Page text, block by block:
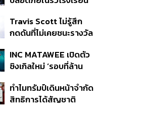
ดูแล-คุมเข้มคัดกรองสิ่ง
ผิดกฎหมาย
Travis Scott ไม่รู้สึก
กดดันที่ไม่เคยชนะรางวัล
แล้ว 10 ครั้ง
INC MATAWEE เปิดตัว
ซิงเกิลใหม่ ‘รอบที่ล้าน
มาแสดงในมิวสิกวิดีโอ
ทำไมทรัมป์เดินหน้าจำกัด
สิทธิการได้สัญชาติ